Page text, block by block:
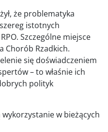
że problematyka
istotnych
Szczególne miejsce
Chorób Rzadkich.
się doświadczeniem
– to właśnie ich
polityk
w bieżących